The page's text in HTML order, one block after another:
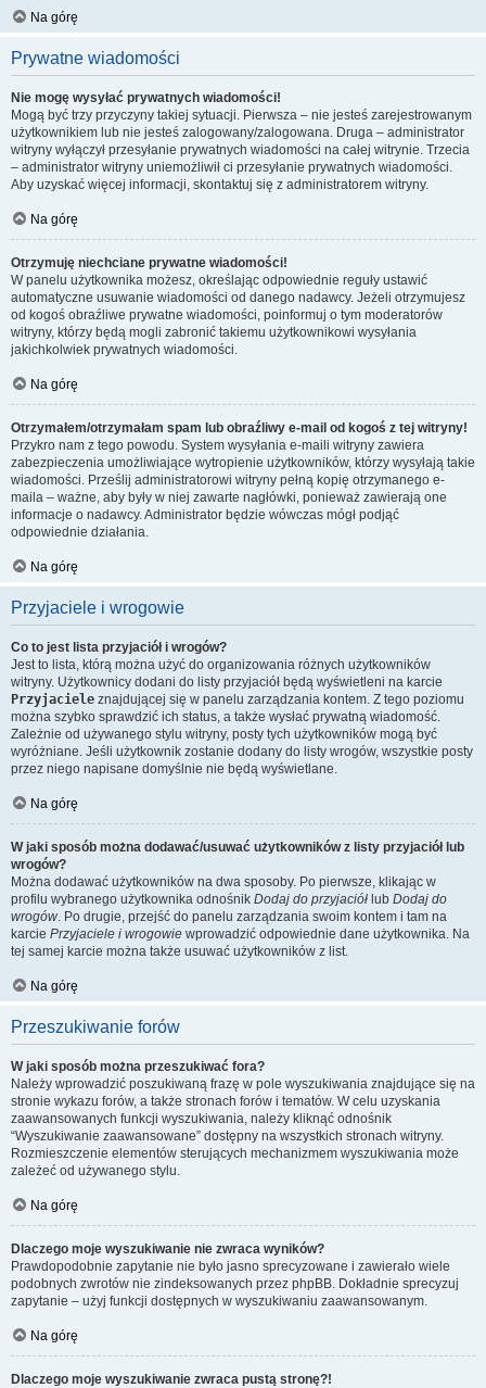
Na górę
Prywatne wiadomości
Nie mogę wysyłać prywatnych wiadomości!
Mogą być trzy przyczyny takiej sytuacji. Pierwsza – nie jesteś zarejestrowanym
użytkownikiem lub nie jesteś zalogowany/zalogowana. Druga – administrator
witryny wyłączył przesyłanie prywatnych wiadomości na całej witrynie. Trzecia
– administrator witryny uniemożliwił ci przesyłanie prywatnych wiadomości.
Aby uzyskać więcej informacji, skontaktuj się z administratorem witryny.
Na górę
Otrzymuję niechciane prywatne wiadomości!
W panelu użytkownika możesz, określając odpowiednie reguły ustawić
automatyczne usuwanie wiadomości od danego nadawcy. Jeżeli otrzymujesz
od kogoś obraźliwe prywatne wiadomości, poinformuj o tym moderatorów
witryny, którzy będą mogli zabronić takiemu użytkownikowi wysyłania
jakichkolwiek prywatnych wiadomości.
Na górę
Otrzymałem/otrzymałam spam lub obraźliwy e-mail od kogoś z tej witryny!
Przykro nam z tego powodu. System wysyłania e-maili witryny zawiera
zabezpieczenia umożliwiające wytropienie użytkowników, którzy wysyłają takie
wiadomości. Prześlij administratorowi witryny pełną kopię otrzymanego e-
maila – ważne, aby były w niej zawarte nagłówki, ponieważ zawierają one
informacje o nadawcy. Administrator będzie wówczas mógł podjąć
odpowiednie działania.
Na górę
Przyjaciele i wrogowie
Co to jest lista przyjaciół i wrogów?
Jest to lista, którą można użyć do organizowania różnych użytkowników
witryny. Użytkownicy dodani do listy przyjaciół będą wyświetleni na karcie
Przyjaciele znajdującej się w panelu zarządzania kontem. Z tego poziomu
można szybko sprawdzić ich status, a także wysłać prywatną wiadomość.
Zależnie od używanego stylu witryny, posty tych użytkowników mogą być
wyróżniane. Jeśli użytkownik zostanie dodany do listy wrogów, wszystkie posty
przez niego napisane domyślnie nie będą wyświetlane.
Na górę
W jaki sposób można dodawać/usuwać użytkowników z listy przyjaciół lub
wrogów?
Można dodawać użytkowników na dwa sposoby. Po pierwsze, klikając w
profilu wybranego użytkownika odnośnik Dodaj do przyjaciół lub Dodaj do
wrogów. Po drugie, przejść do panelu zarządzania swoim kontem i tam na
karcie Przyjaciele i wrogowie wprowadzić odpowiednie dane użytkownika. Na
tej samej karcie można także usuwać użytkowników z list.
Na górę
Przeszukiwanie forów
W jaki sposób można przeszukiwać fora?
Należy wprowadzić poszukiwaną frazę w pole wyszukiwania znajdujące się na
stronie wykazu forów, a także stronach forów i tematów. W celu uzyskania
zaawansowanych funkcji wyszukiwania, należy kliknąć odnośnik
“Wyszukiwanie zaawansowane” dostępny na wszystkich stronach witryny.
Rozmieszczenie elementów sterujących mechanizmem wyszukiwania może
zależeć od używanego stylu.
Na górę
Dlaczego moje wyszukiwanie nie zwraca wyników?
Prawdopodobnie zapytanie nie było jasno sprecyzowane i zawierało wiele
podobnych zwrotów nie zindeksowanych przez phpBB. Dokładnie sprecyzuj
zapytanie – użyj funkcji dostępnych w wyszukiwaniu zaawansowanym.
Na górę
Dlaczego moje wyszukiwanie zwraca pustą stronę?!